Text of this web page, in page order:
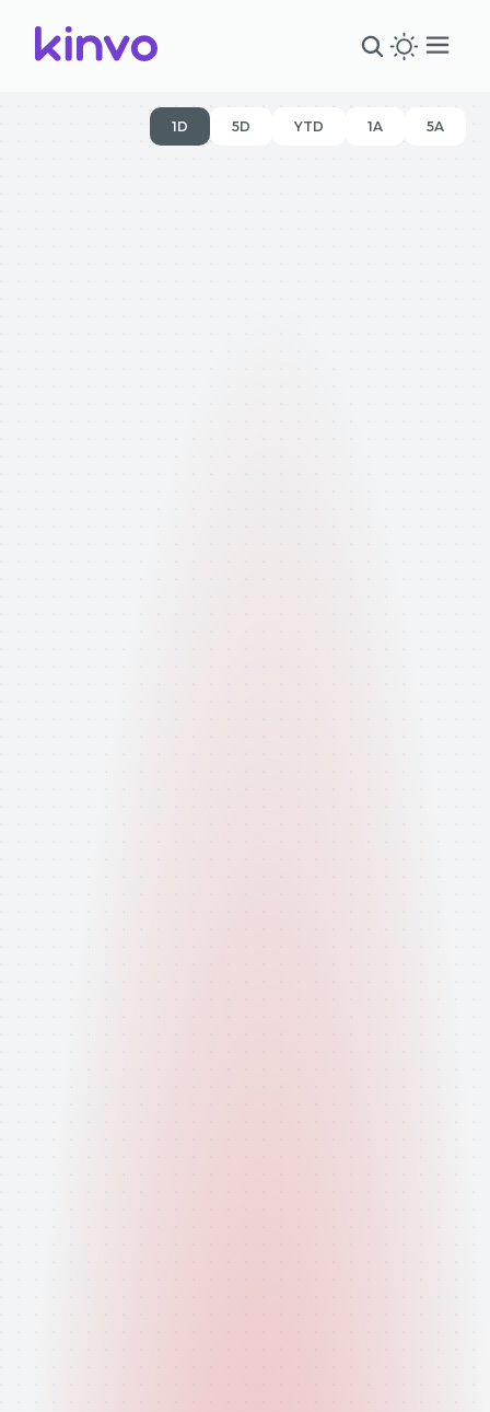
1D 5D YTD 1A 5A